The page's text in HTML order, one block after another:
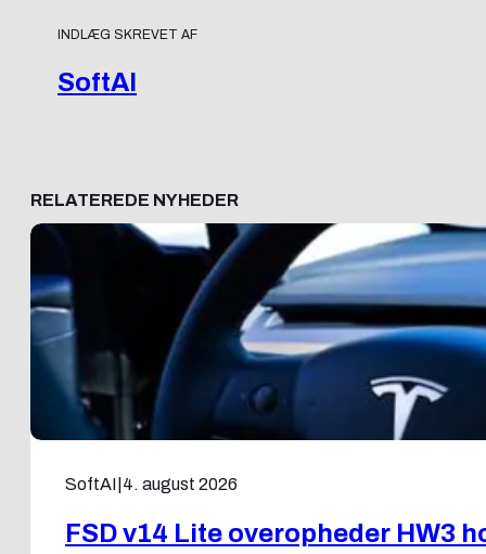
INDLÆG SKREVET AF
SoftAI
RELATEREDE NYHEDER
SoftAI 4. august 2026
FSD v14 Lite overopheder HW3